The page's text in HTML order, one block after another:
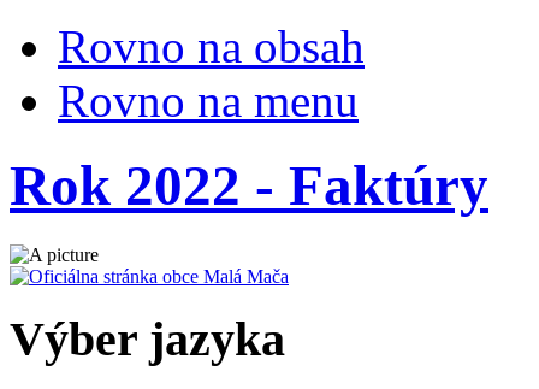
Rovno na obsah
Rovno na menu
Rok 2022 - Faktúry
Výber jazyka